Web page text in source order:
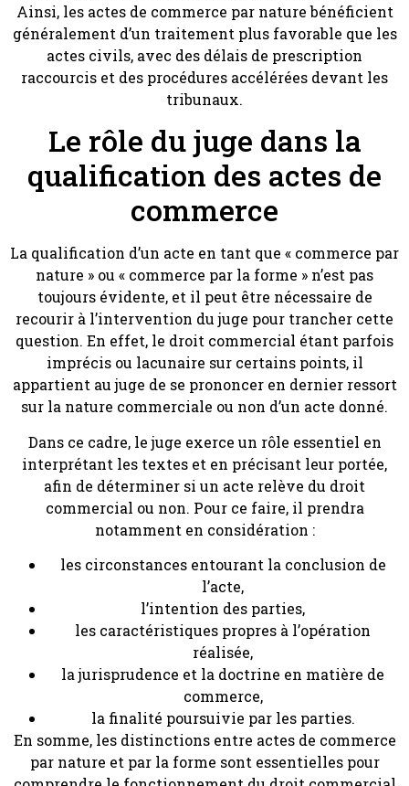
Ainsi, les actes de commerce par nature bénéficient
généralement d’un traitement plus favorable que les
actes civils, avec des délais de prescription
raccourcis et des procédures accélérées devant les
tribunaux.
Le rôle du juge dans la
qualification des actes de
commerce
La qualification d’un acte en tant que « commerce par
nature » ou « commerce par la forme » n’est pas
toujours évidente, et il peut être nécessaire de
recourir à l’intervention du juge pour trancher cette
question. En effet, le droit commercial étant parfois
imprécis ou lacunaire sur certains points, il
appartient au juge de se prononcer en dernier ressort
sur la nature commerciale ou non d’un acte donné.
Dans ce cadre, le juge exerce un rôle essentiel en
interprétant les textes et en précisant leur portée,
afin de déterminer si un acte relève du droit
commercial ou non. Pour ce faire, il prendra
notamment en considération :
les circonstances entourant la conclusion de
l’acte,
l’intention des parties,
les caractéristiques propres à l’opération
réalisée,
la jurisprudence et la doctrine en matière de
commerce,
la finalité poursuivie par les parties.
En somme, les distinctions entre actes de commerce
par nature et par la forme sont essentielles pour